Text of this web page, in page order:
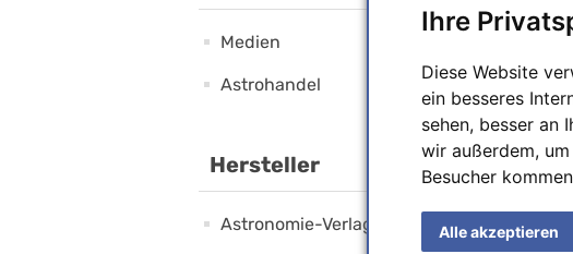
Ihre
Diese Website
ein besseres
sehen, besser an
wir außerdem,
Besucher
Alle akzeptieren
Medien
Astrohandel
Hersteller
Astronomie-Verlag
optischen
einem der
Die Marke
Geräten
werden in